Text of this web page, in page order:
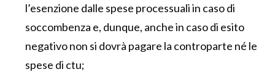
l’esenzione dalle spese processuali in caso di
soccombenza e, dunque, anche in caso di esito
negativo non si dovrà pagare la controparte né le
spese di ctu;